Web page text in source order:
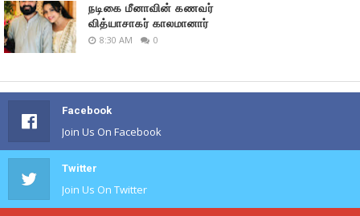
நடிகை மீனாவின் கணவர்
வித்யாசாகர் காலமானார்
8:30 AM 0
Facebook
Join Us On Facebook
Twitter
Join Us On Twitter